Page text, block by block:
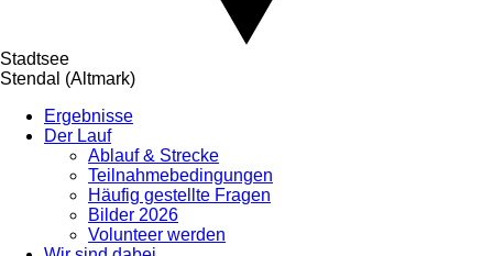
Stadtsee
Stendal (Altmark)
Ergebnisse
Der Lauf
Ablauf & Strecke
Teilnahmebedingungen
Häufig gestellte Fragen
Bilder 2026
Volunteer werden